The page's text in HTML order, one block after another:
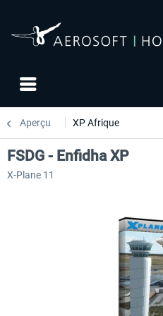
Aperçu XP Afrique
FSDG - Enfidha XP
X-Plane 11